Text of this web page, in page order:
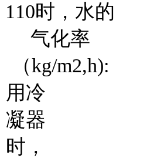
110时，水的
气化率
（kg/m2,h):
用冷
凝器
时，